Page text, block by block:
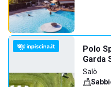
Polo
Garda
Salò